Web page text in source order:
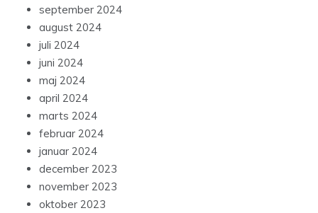
september 2024
august 2024
juli 2024
juni 2024
maj 2024
april 2024
marts 2024
februar 2024
januar 2024
december 2023
november 2023
oktober 2023